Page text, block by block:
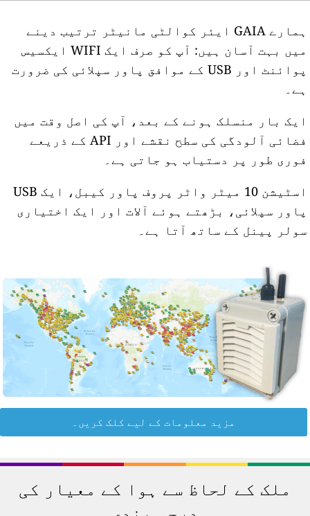
ہمارے GAIA ایئر کوالٹی مانیٹر ترتیب دینے
میں بہت آسان ہیں: آپ کو صرف ایک WIFI ایکسیس
پوائنٹ اور USB کے موافق پاور سپلائی کی ضرورت
ہے۔
ایک بار منسلک ہونے کے بعد، آپ کی اصل وقت میں
فضائی آلودگی کی سطح نقشے اور API کے ذریعے
فوری طور پر دستیاب ہو جاتی ہے۔
اسٹیشن 10 میٹر واٹر پروف پاور کیبل، ایک USB
پاور سپلائی، بڑھتے ہوئے آلات اور ایک اختیاری
سولر پینل کے ساتھ آتا ہے۔
مزید معلومات کے لیے کلک کریں۔
ملک کے لحاظ سے ہوا کے معیار کی